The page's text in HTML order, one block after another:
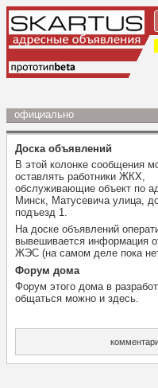
официально
Доска объявлений
В этой колонке сообщения
оставлять работники ЖКХ,
обслуживающие объект по
Минск, Матусевича улица,
подъезд 1.
На доске объявлений
вывешивается информация
ЖЭС (на самом деле пока
Форум дома
Форум этого дома в
общаться можно и здесь.